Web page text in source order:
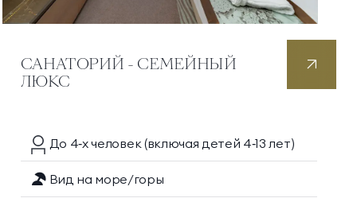
САНАТОРИЙ - СЕМЕЙНЫЙ
ЛЮКС
До 4‑хчеловек (включая детей 4‑13 лет)
Вид на море/горы